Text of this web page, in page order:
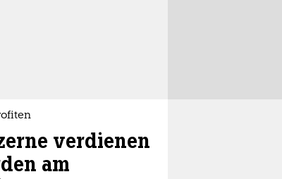
verdienen
am